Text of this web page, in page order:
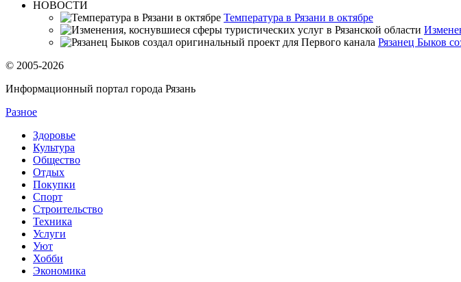
НОВОСТИ
Температура в Рязани в октябре
Рязанец Быков
© 2005-2026
Информационный портал города Рязань
Разное
Здоровье
Культура
Общество
Отдых
Покупки
Спорт
Строительство
Техника
Услуги
Уют
Хобби
Экономика